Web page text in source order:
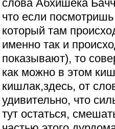
слова Абхишека
что если
который там
именно так и
показывают), то
как можно в этом
кишлак,здесь, от
удивительно, что
тут остаться,